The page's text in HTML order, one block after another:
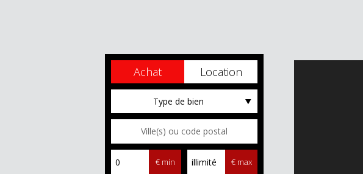
Achat Location
Type de bien
€ min € max